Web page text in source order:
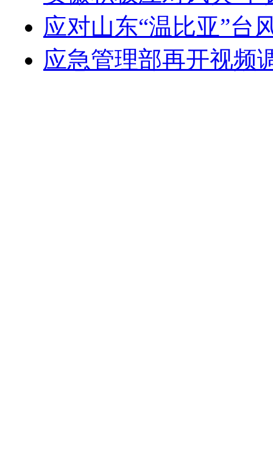
应对山东“温比亚”台
应急管理部再开视频